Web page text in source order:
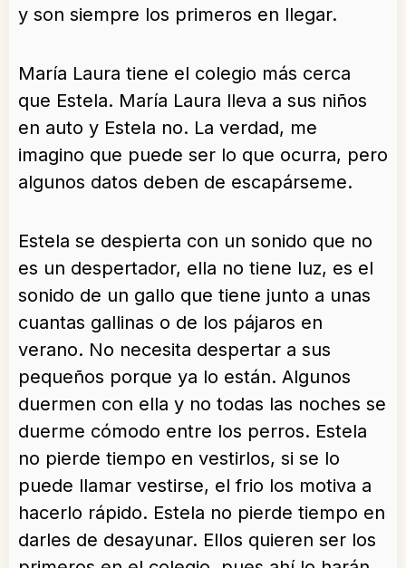
y son siempre los primeros en llegar.
María Laura tiene el colegio más cerca
que Estela. María Laura lleva a sus niños
en auto y Estela no. La verdad, me
imagino que puede ser lo que ocurra, pero
algunos datos deben de escapárseme.
Estela se despierta con un sonido que no
es un despertador, ella no tiene luz, es el
sonido de un gallo que tiene junto a unas
cuantas gallinas o de los pájaros en
verano. No necesita despertar a sus
pequeños porque ya lo están. Algunos
duermen con ella y no todas las noches se
duerme cómodo entre los perros. Estela
no pierde tiempo en vestirlos, si se lo
puede llamar vestirse, el frio los motiva a
hacerlo rápido. Estela no pierde tiempo en
darles de desayunar. Ellos quieren ser los